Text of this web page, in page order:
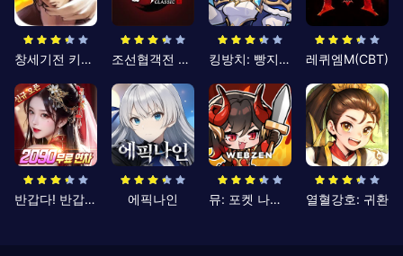
창세기전 키우기 조선협객전 클래식 킹방치: 빵지의 제왕 레퀴엠M(CBT)
반갑다! 반갑삼국지 에픽나인 뮤: 포켓 나이츠 열혈강호: 귀환